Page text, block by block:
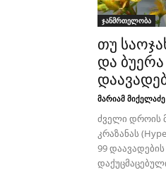
ჯანმრთელობა
თუ
და ბუერა
მარიამ მიქელაძე
ძველი დროის
კრაზანას
99